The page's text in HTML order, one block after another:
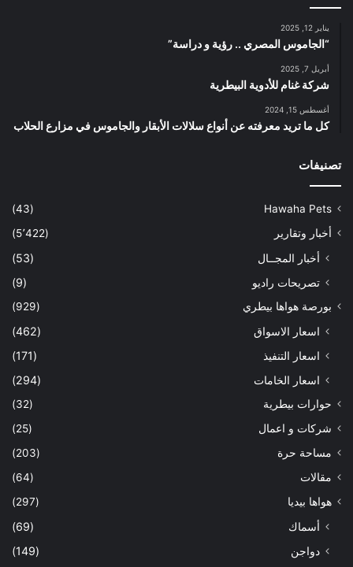
يناير 12, 2025
“الجاموس المصري .. رؤية و دراسة”
أبريل 7, 2025
شركة غنام للأدوية البيطرية
أغسطس 15, 2024
كل ما تريد معرفته عن أنواع سلالات الأبقار والجاموس في مزارع الحلاب
تصنيفات
Hawaha Pets
(43)
أخبار وتقارير
(5٬422)
أخبار المجــال
(53)
تصريحات راديو
(9)
بورصة هواها بيطري (929)
اسعار الاسواق
(462)
اسعار التنفيذ
(171)
اسعار الخامات
(294)
حوارات بيطرية
(32)
شركات و اعمال
(25)
مساحة حرة
(203)
مقالات
(64)
هواها بيديا
(297)
أسماك
(69)
دواجن
(149)